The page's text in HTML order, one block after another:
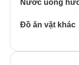
Nước uống
Đồ ăn vặt khác